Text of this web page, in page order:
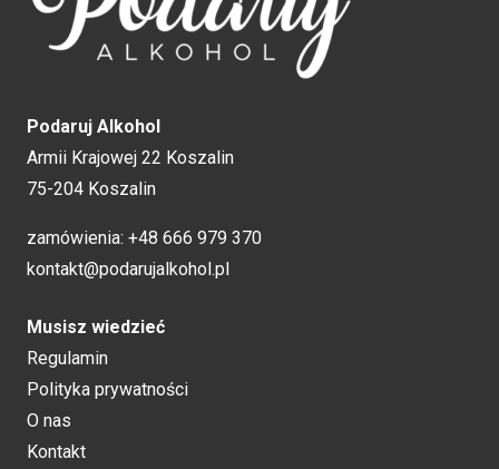
Podaruj Alkohol
Armii Krajowej 22 Koszalin
75-204 Koszalin
zamówienia: +48 666 979 370
kontakt@podarujalkohol.pl
Musisz wiedzieć
Regulamin
Polityka prywatności
O nas
Kontakt